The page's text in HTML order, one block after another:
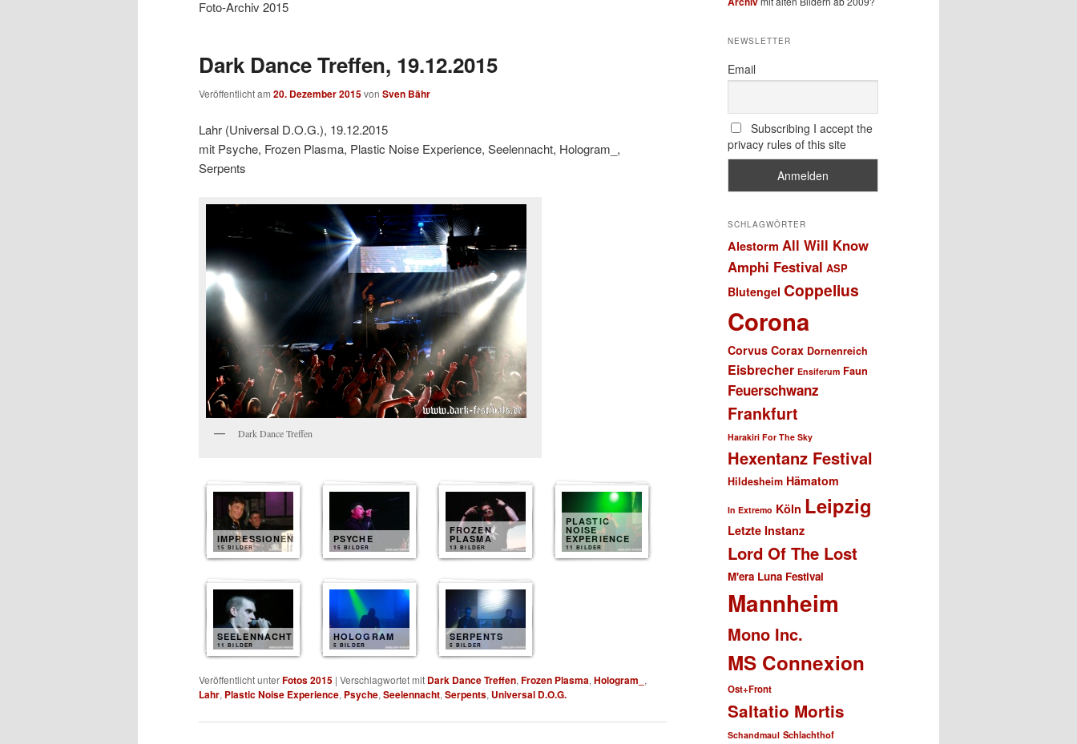
Foto-Archiv 2015
Dark Dance Treffen, 19.12.2015
Veröffentlicht am 20. Dezember 2015von Sven Bähr
Lahr (Universal D.O.G.), 19.12.2015
mit Psyche, Frozen Plasma, Plastic Noise Experience, Seelennacht, Hologram_,
Serpents
Dark Dance Treffen
IMPRESSIONEN
15 BILDER
PSYCHE
15 BILDER
FROZEN
PLASMA
13 BILDER
PLASTIC
NOISE
EXPERIENCE
11 BILDER
SEELENNACHT
11 BILDER
HOLOGRAM
5 BILDER
SERPENTS
5 BILDER
Veröffentlicht unterFotos 2015 | Verschlagwortet mit Dark Dance Treffen, Frozen Plasma, Hologram_ ,
Lahr, Plastic Noise Experience, Psyche, Seelennacht, Serpents, Universal D.O.G.
NEWSLETTER
Email
Subscribing I accept the
privacy rules of this site
SCHLAGWÖRTER
Alestorm All Will Know
Amphi Festival ASP
Blutengel Coppelius
Corona
Corvus Corax Dornenreich
Eisbrecher Ensiferum Faun
Feuerschwanz
Frankfurt
Harakiri For The Sky
Hexentanz Festival
Hildesheim Hämatom
In Extremo Köln Leipzig
Letzte Instanz
Lord Of The Lost
M'era Luna Festival
Mannheim
Mono Inc.
MS Connexion
Ost+Front
Saltatio Mortis
Schandmaul Schlachthof